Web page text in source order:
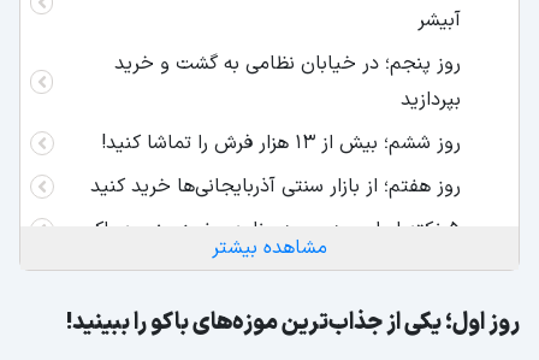
آبیشر
روز پنجم؛ در خیابان نظامی به گشت و خرید
بپردازید
روز ششم؛ بیش از 13 هزار فرش را تماشا کنید!
روز هفتم؛ از بازار سنتی آذربایجانی‌ها خرید کنید
5 نکته اساسی در مورد برنامه سفر زمینی به باکو
مشاهده بیشتر
روز اول؛ یکی از جذاب‌ترین موزه‌های باکو را ببینید!